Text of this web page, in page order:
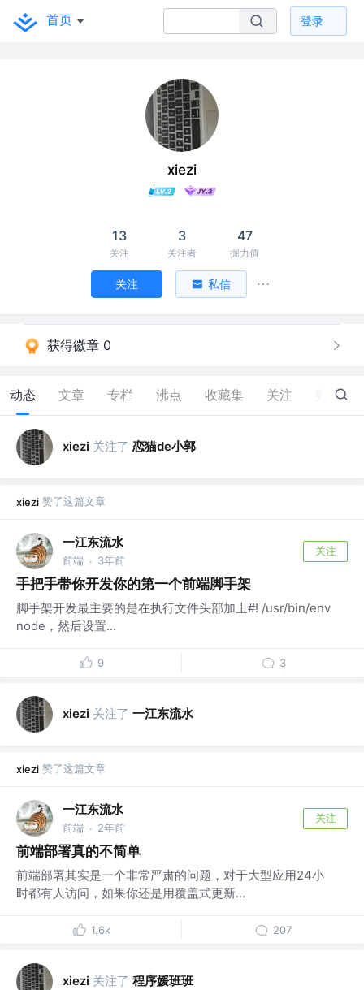
首页 登录
xiezi
13
关注
3
关注者
47
掘力值
关注 私信
获得徽章 0
动态 文章 专栏 沸点 收藏集 关注 2
xiezi 关注了 恋猫de小郭
xiezi 赞了这篇文章
一江东流水
前端 · 3年前
关注
手把手带你开发你的第一个前端脚手架
脚手架开发最主要的是在执行文件头部加上#! /usr/bin/env
node，然后设置...
9 3
xiezi 关注了 一江东流水
xiezi 赞了这篇文章
一江东流水
前端 · 2年前
关注
前端部署真的不简单
前端部署其实是一个非常严肃的问题，对于大型应用24小
时都有人访问，如果你还是用覆盖式更新...
1.6k 207
xiezi 关注了 程序媛班班